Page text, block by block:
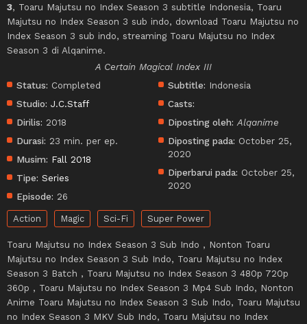
3, Toaru Majutsu no Index Season 3 subtitle Indonesia, Toaru
Majutsu no Index Season 3 sub indo, download Toaru Majutsu no
Index Season 3 sub indo, streaming Toaru Majutsu no Index
Season 3 di Alqanime.
A Certain Magical Index III
Status: Completed
Studio: J.C.Staff
Dirilis: 2018
Durasi: 23 min. per ep.
Musim: Fall 2018
Tipe: Series
Episode: 26
Subtitle: Indonesia
Casts:
Diposting oleh: Alqanime
Diposting pada: October 25,
2020
Diperbarui pada: October 25,
2020
Action Magic Sci-Fi Super Power
Toaru Majutsu no Index Season 3 Sub Indo , Nonton Toaru
Majutsu no Index Season 3 Sub Indo, Toaru Majutsu no Index
Season 3 Batch , Toaru Majutsu no Index Season 3 480p 720p
360p , Toaru Majutsu no Index Season 3 Mp4 Sub Indo, Nonton
Anime Toaru Majutsu no Index Season 3 Sub Indo, Toaru Majutsu
no Index Season 3 MKV Sub Indo, Toaru Majutsu no Index